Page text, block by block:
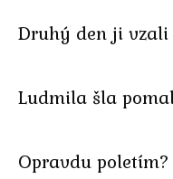
Druhý den ji vzali
Ludmila šla
Opravdu